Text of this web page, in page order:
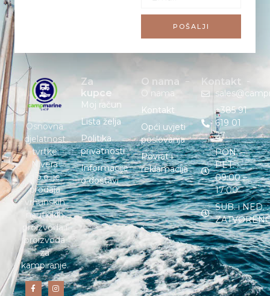
POŠALJI
Osnovna
djelatnost
tvrtke
Nivera
d.o.o. je
prodaja
vrhunskih
nautičkih
proizvoda i
proizvoda
za
kampiranje.
Za
kupce
Moj račun
Lista želja
Politika
privatnosti
Informacije
o dostavi
O nama
O nama
Kontakt
Opći uvjeti
poslovanja
Povrat i
reklamacija
Kontakt
+385 91
619 01
27
PON. –
PET. :
09:00 –
17:00
SUB. i NED. :